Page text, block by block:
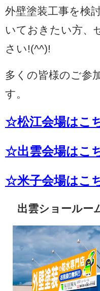
外壁塗装工事を検
いておきたい方、
さい!(^^)!
多くの皆様のご参
す。
☆松江会場はこ
☆出雲会場はこ
☆米子会場はこ
出雲ショールー